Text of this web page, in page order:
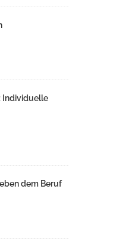
Individuelle
dem Beruf